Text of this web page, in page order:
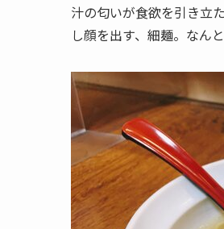
汁の匂いが食欲を引き立
し顔を出す、細麺。なん